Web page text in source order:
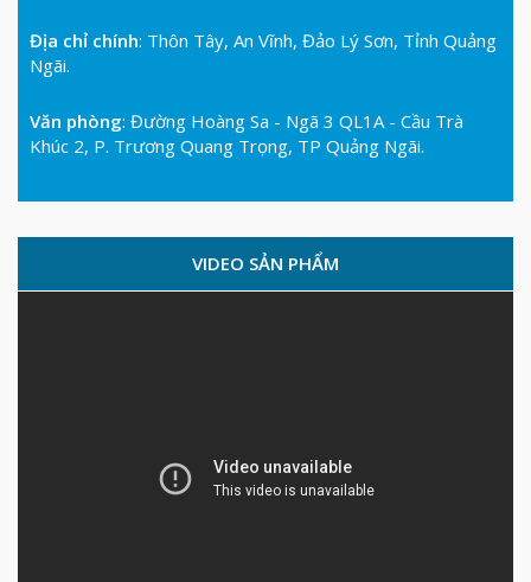
Địa chỉ chính: Thôn Tây, An Vĩnh, Đảo Lý Sơn, Tỉnh Quảng
Ngãi.
Văn phòng: Đường Hoàng Sa - Ngã 3 QL1A - Cầu Trà
Khúc 2, P. Trương Quang Trọng, TP Quảng Ngãi.
VIDEO SẢN PHẨM